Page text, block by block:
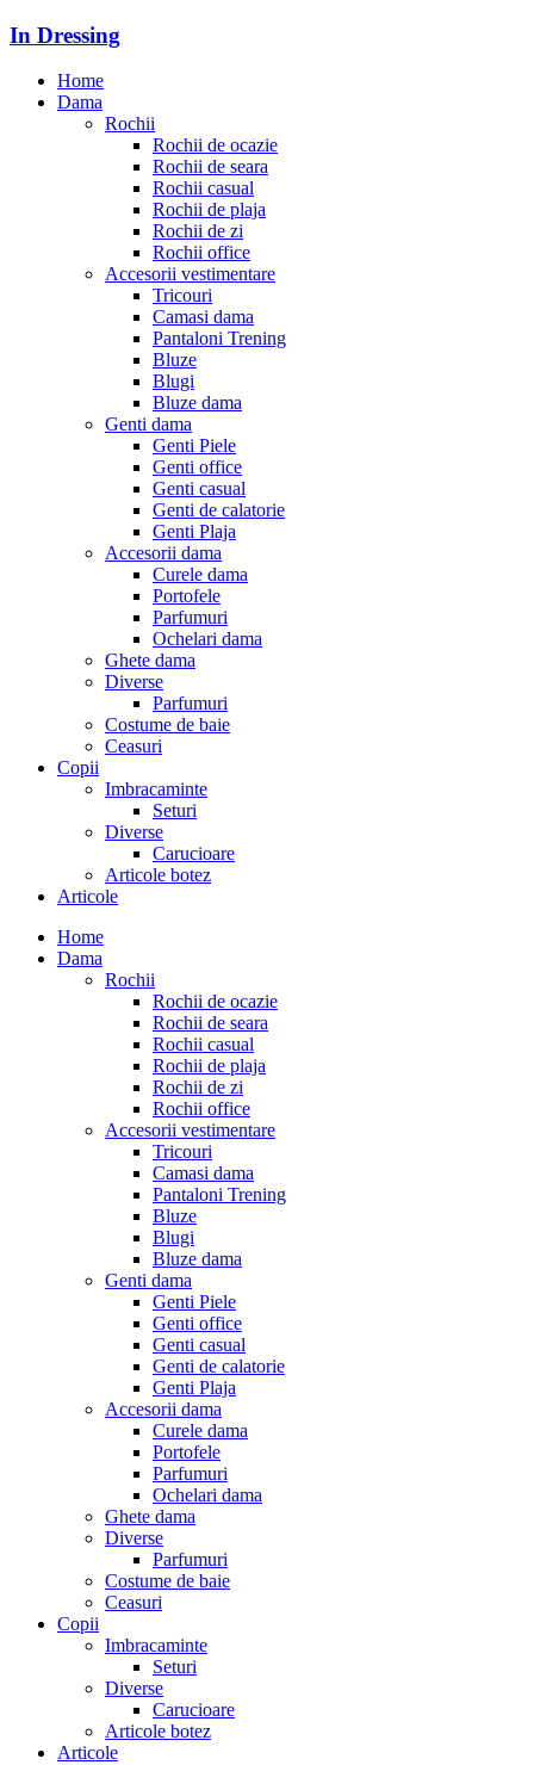
In Dressing
Home
Dama
Rochii
Rochii de ocazie
Rochii de seara
Rochii casual
Rochii de plaja
Rochii de zi
Rochii office
Accesorii vestimentare
Tricouri
Camasi dama
Pantaloni Trening
Bluze
Blugi
Bluze dama
Genti dama
Genti Piele
Genti office
Genti casual
Genti de calatorie
Genti Plaja
Accesorii dama
Curele dama
Portofele
Parfumuri
Ochelari dama
Ghete dama
Diverse
Parfumuri
Costume de baie
Ceasuri
Copii
Imbracaminte
Seturi
Diverse
Carucioare
Articole botez
Articole
Home
Dama
Rochii
Rochii de ocazie
Rochii de seara
Rochii casual
Rochii de plaja
Rochii de zi
Rochii office
Accesorii vestimentare
Tricouri
Camasi dama
Pantaloni Trening
Bluze
Blugi
Bluze dama
Genti dama
Genti Piele
Genti office
Genti casual
Genti de calatorie
Genti Plaja
Accesorii dama
Curele dama
Portofele
Parfumuri
Ochelari dama
Ghete dama
Diverse
Parfumuri
Costume de baie
Ceasuri
Copii
Imbracaminte
Seturi
Diverse
Carucioare
Articole botez
Articole